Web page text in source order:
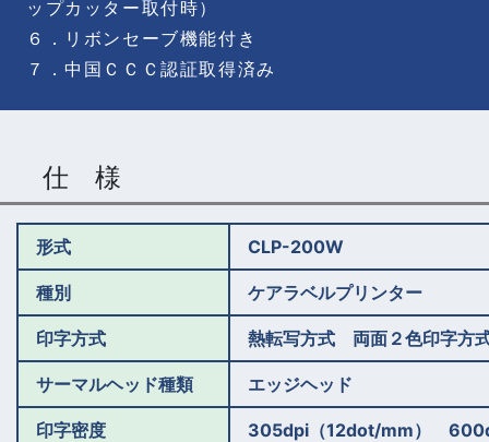
ップカッター取付時）
６．リボンセーブ機能付き
７．中国ＣＣＣ認証取得済み
仕 様
形式 CLP-200W
種別 ケアラベルプリンター
印字方式 熱転写方式 両面２色印字方
サーマルヘッド種類 エッジヘッド
印字密度 305dpi（12dot/mm）